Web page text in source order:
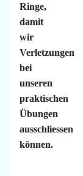
Ringe,
damit
wir
Verletzungen
bei
unseren
praktischen
Übungen
ausschliessen
können.